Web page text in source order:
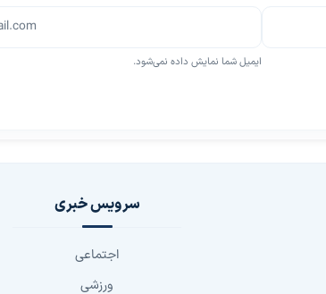
ایمیل شما نمایش داده نمی‌شود.
سرویس خبری
اجتماعی
ورزشی